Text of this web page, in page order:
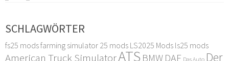
SCHLAGWÖRTER
fs25 modsfarming simulator 25 mods LS2025 Mods ls25 mods
American Truck SimulatorATS BMW DAF Das Auto Der